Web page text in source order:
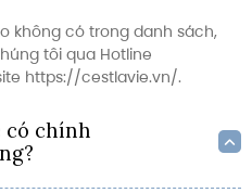
không có trong danh sách,
tôi qua Hotline
https://cestlavie.vn/.
có chính